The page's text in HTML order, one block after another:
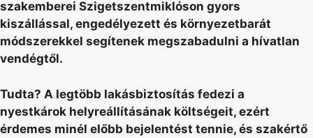
szakemberei Szigetszentmiklóson gyors
kiszállással, engedélyezett és környezetbarát
módszerekkel segítenek megszabadulni a hívatlan
vendégtől.
Tudta? A legtöbb lakásbiztosítás fedezi a
nyestkárok helyreállításának költségeit, ezért
érdemes minél előbb bejelentést tennie, és szakértő